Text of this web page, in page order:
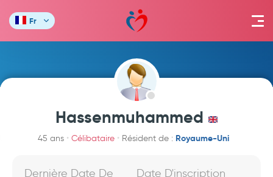
Fr
Hassenmuhammed
45 ans Célibataire Résident de : Royaume-Uni
Dernière Date De
Date D'inscription